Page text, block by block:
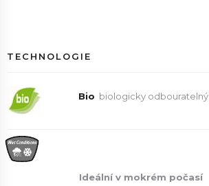
TECHNOLOGIE
Bio biologicky odbouratelný
Ideální v mokrém počasí